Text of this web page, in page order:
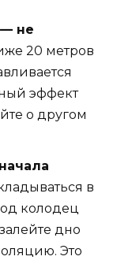
— не
20 метров
эффект
о другом
в
колодец
дно
Это